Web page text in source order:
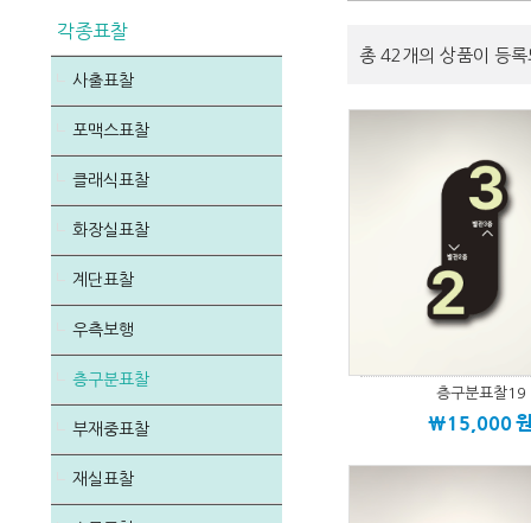
각종표찰
사출표찰
포맥스표찰
클래식표찰
화장실표찰
계단표찰
우측보행
층구분표찰
부재중표찰
재실표찰
총 42개의 상품이 등
층구분표찰19
\15,000